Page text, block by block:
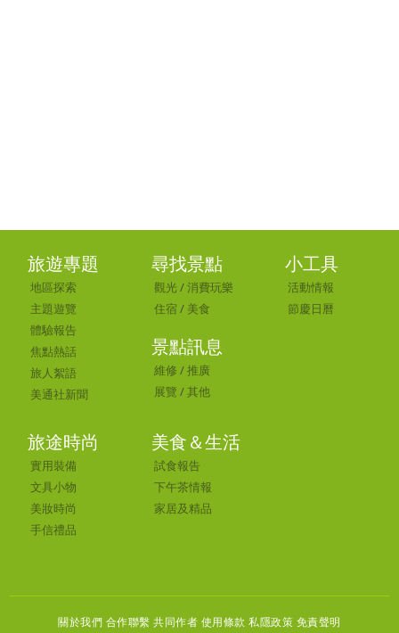
旅遊專題
地區探索
主題遊覽
體驗報告
焦點熱話
旅人絮語
美通社新聞
尋找景點
觀光 /消費玩樂
住宿 / 美食
景點訊息
維修 /推廣
展覽 /其他
小工具
活動情報
節慶日曆
旅途時尚
實用裝備
文具小物
美妝時尚
手信禮品
美食＆生活
試食報告
下午茶情報
家居及精品
關於我們 合作聯繫 共同作者 使用條款 私隱政策 免責聲明